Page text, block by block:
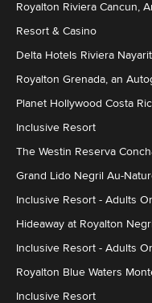
Royalton Riviera Cancun,
Resort & Casino
Delta Hotels Riviera
Royalton Grenada, an
Planet Hollywood Costa
Inclusive Resort
The Westin Reserva
Grand Lido Negril Au-
Inclusive Resort - Adults
Hideaway at Royalton
Inclusive Resort - Adults
Royalton Blue Waters
Inclusive Resort